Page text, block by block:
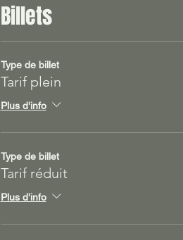
Billets
Type de billet
Tarif plein
Plus d'info
Type de billet
Tarif réduit
Plus d'info